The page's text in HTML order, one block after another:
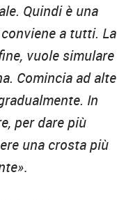
Quindi è una
a tutti. La
vuole simulare
Comincia ad alte
In
per dare più
una crosta più
.